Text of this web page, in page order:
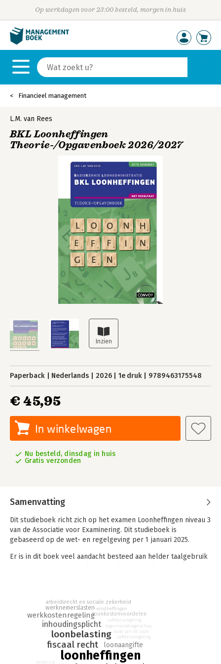
Op werkdagen voor 23:00 besteld, morgen in huis
Financieel management
L.M. van Rees
BKL Loonheffingen
Theorie-/Opgavenboek 2026/2027
Paperback Nederlands 2026 1e druk 9789463175548
€ 45,95
In winkelwagen
Nu besteld, dinsdag in huis
Gratis verzonden
Samenvatting
Dit studieboek richt zich op het examen Loonheffingen niveau 3
van de Associatie voor Examinering. Dit studieboek is
gebaseerd op de wet- en regelgeving per 1 januari 2025.
Er is in dit boek veel aandacht besteed aan helder taalgebruik
begrippentrainer en een aantal vraagstukken waarmee de
student de theorie kan toetsen.
Bij dit studieboek behoort ook een digitale leeromgeving op
www.lerenmetconvoy.nl. Studenten vinden hier aanvullend
studiemateriaal en de uitwerkingen van de opgaven uit dit
loonheffingen
fiscaal recht
loonbelasting
inhoudingsplicht
loonaangifte
werkkostenregeling
werknemerslasten
arbeidsrecht en sociale zekerheid
eindheffingen
loonkostenvoordelen
cafetariaregeling
eigenrisicodragerschap
auto van de zaak
wetgeving
cafetariaregeling